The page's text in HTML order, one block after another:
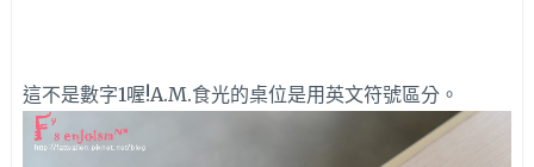
這不是數字1喔!A.M.食光的桌位是用英文符號區分。